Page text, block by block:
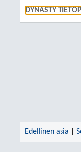
DYNASTY
Edellinen asia